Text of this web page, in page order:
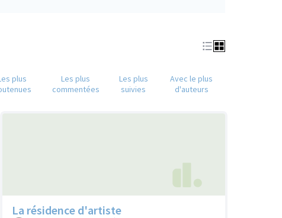
plus
Les plus
commentées
Les plus
suivies
Avec le plus
d'auteurs
La résidence d'artiste